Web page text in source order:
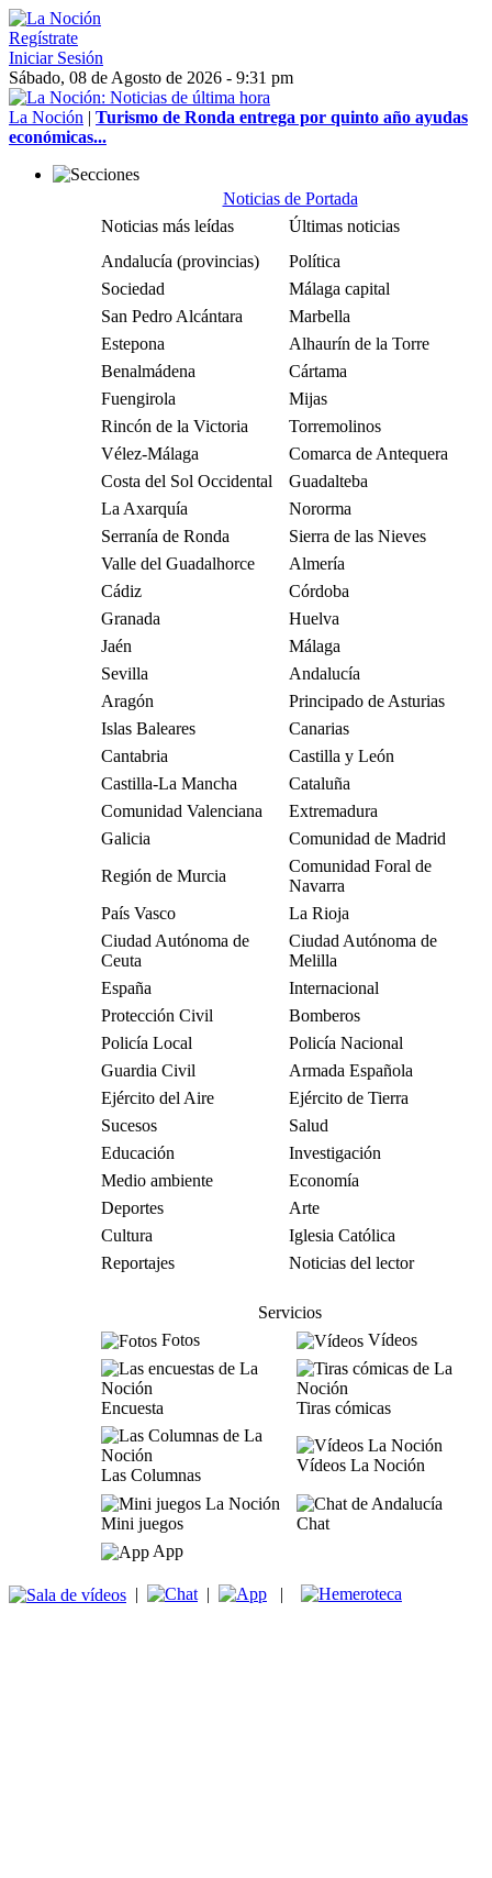
Regístrate
Iniciar Sesión
Sábado, 08 de Agosto de 2026 - 9:31 pm
La Noción | Turismo de Ronda entrega por quinto año ayudas
económicas...
Noticias de Portada
Noticias más leídas
Últimas noticias
Andalucía (provincias)
Política
Sociedad
Málaga capital
San Pedro Alcántara
Marbella
Estepona
Alhaurín de la Torre
Benalmádena
Cártama
Fuengirola
Mijas
Rincón de la Victoria
Torremolinos
Vélez-Málaga
Comarca de Antequera
Costa del Sol Occidental
Guadalteba
La Axarquía
Nororma
Serranía de Ronda
Sierra de las Nieves
Valle del Guadalhorce
Almería
Cádiz
Córdoba
Granada
Huelva
Jaén
Málaga
Sevilla
Andalucía
Aragón
Principado de Asturias
Islas Baleares
Canarias
Cantabria
Castilla y León
Castilla-La Mancha
Cataluña
Comunidad Valenciana
Extremadura
Galicia
Comunidad de Madrid
Región de Murcia
Comunidad Foral de
Navarra
País Vasco
La Rioja
Ciudad Autónoma de
Ceuta
Ciudad Autónoma de
Melilla
España
Internacional
Protección Civil
Bomberos
Policía Local
Policía Nacional
Guardia Civil
Armada Española
Ejército del Aire
Ejército de Tierra
Sucesos
Salud
Educación
Investigación
Medio ambiente
Economía
Deportes
Arte
Cultura
Iglesia Católica
Reportajes
Noticias del lector
Servicios
Fotos
Vídeos
Encuesta Tiras cómicas
Las Columnas
Vídeos La Noción
Mini juegos
Chat
App
| | |